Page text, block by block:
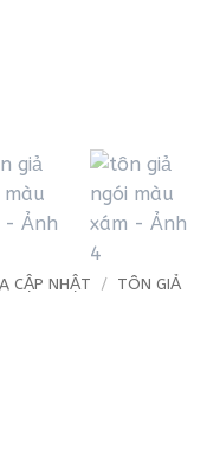
CẬP NHẬT / TÔN GIẢ